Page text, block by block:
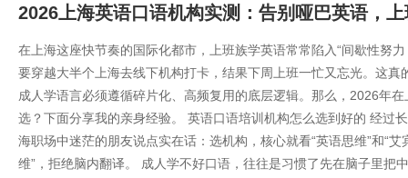
2026上海英语口语机构实测：告别哑巴英语，
在上海这座快节奏的国际化都市，上班族学英语常常陷入“间歇性努
要穿越大半个上海去线下机构打卡，结果下周上班一忙又忘光。这
成人学语言必须遵循碎片化、高频复用的底层逻辑。那么，2026年
选？下面分享我的亲身经验。 英语口语培训机构怎么选到好的 经过
海职场中迷茫的朋友说点实在话：选机构，核心就看“英语思维”和“
维”，拒绝脑内翻译。 成人学不好口语，往往是习惯了先在脑子里把